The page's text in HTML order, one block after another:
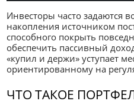
Инвесторы часто задаются
накопления источником
способного покрыть
обеспечить пассивный
«купил и держи» уступает
ориентированному на
ЧТО ТАКОЕ